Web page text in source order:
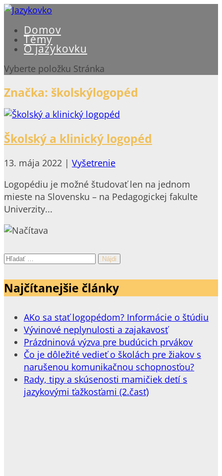
Domov
Témy
O jazykovku
Vyberte položku Stránka
Značka: školskýlogopéd
Školský a klinický logopéd
13. mája 2022 | Vyšetrenie
Logopédiu je možné študovať len na jednom
mieste na Slovensku – na Pedagogickej fakulte
Univerzity...
Hľadať:
Najčítanejšie články
AKo sa stať logopédom? Informácie o štúdiu
Vývinové neplynulosti a zajakavosť
Prázdninová výzva pre budúcich prvákov
Čo je dôležité vedieť o školách pre žiakov s
narušenou komunikačnou schopnosťou?
Rady, tipy a skúsenosti mamičiek detí s
jazykovými ťažkosťami (2.časť)